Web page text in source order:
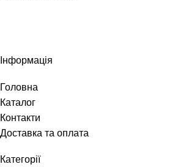
Інформація
Головна
Каталог
Контакти
Доставка та оплата
Категорії